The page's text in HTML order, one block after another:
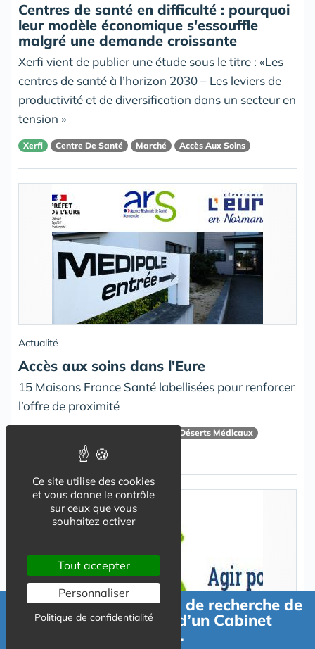
Centres de santé en difficulté : pourquoi
leur modèle économique s'essouffle
malgré une demande croissante
Xerfi vient de publier une étude sous le titre : «Les
centres de santé à l’horizon 2030 – Les leviers de
productivité et de diversification dans un secteur en
tension »
Xerfi Centre De Santé Marché Accès Aux Soins
Actualité
Accès aux soins dans l'Eure
15 Maisons France Santé labellisées pour renforcer
l’offre de proximité
Déserts Médicaux
Maison France Santé
Actualité
Accès aux soins en Île-de-France : l'ARS
Faire une demande de recherche de
location ou achat d’un Cabinet
Médical.
Ce site utilise des cookies
et vous donne le contrôle
sur ceux que vous
souhaitez activer
Tout accepter
Personnaliser
Politique de confidentialité